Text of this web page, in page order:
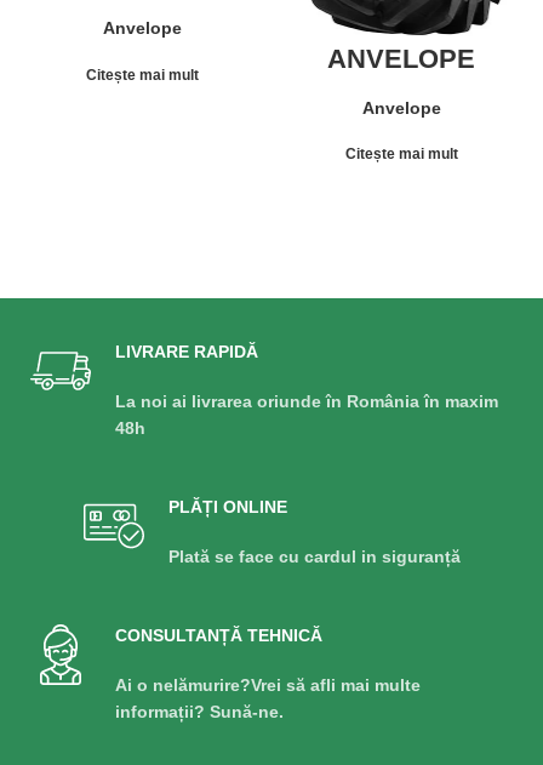
22.5 147A8
TRELLEBORG
T404 TL
Anvelope
Citește mai mult
ANVELOPE
800/65R32
TRELLEBORG
TM2000 TL
Anvelope
Citește mai mult
LIVRARE RAPIDĂ
La noi ai livrarea oriunde în România în maxim
48h
PLĂȚI ONLINE
Plată se face cu cardul in siguranță
CONSULTANȚĂ TEHNICĂ
Ai o nelămurire?Vrei să afli mai multe
informații? Sună-ne.